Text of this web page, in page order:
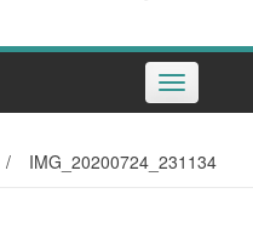
Toggle
navigation
/ IMG_20200724_231134